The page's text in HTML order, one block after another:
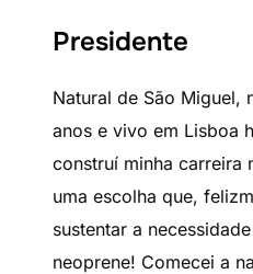
Presidente
Natural de São Miguel,
anos e vivo em Lisboa
construí minha carreira
uma escolha que,
sustentar a
neoprene! Comecei a